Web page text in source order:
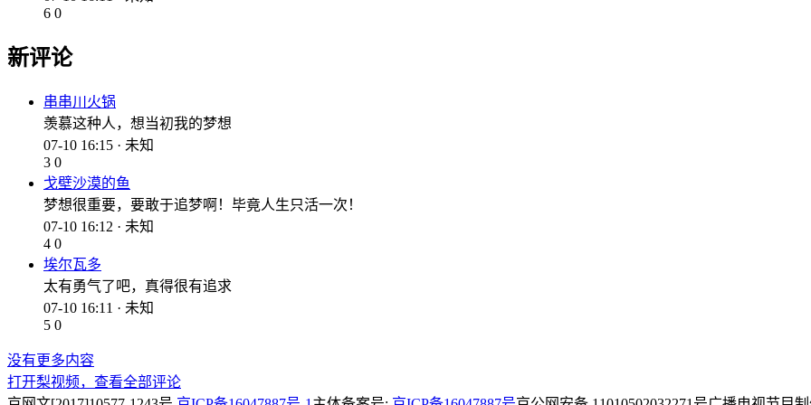
6 0
新评论
串串川火锅
羡慕这种人，想当初我的梦想
07-10 16:15 · 未知
3 0
戈壁沙漠的鱼
梦想很重要，要敢于追梦啊！毕竟人生只活一次！
07-10 16:12 · 未知
4 0
埃尔瓦多
太有勇气了吧，真得很有追求
07-10 16:11 · 未知
5 0
没有更多内容
打开梨视频，查看全部评论